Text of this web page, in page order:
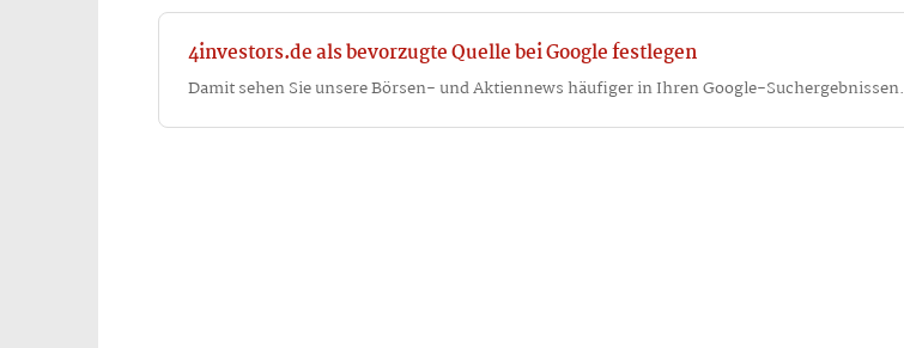
4investors.de als bevorzugte Quelle bei Google festlegen
Damit sehen Sie unsere Börsen- und Aktiennews häufiger in Ihren Google-Suchergebnissen.